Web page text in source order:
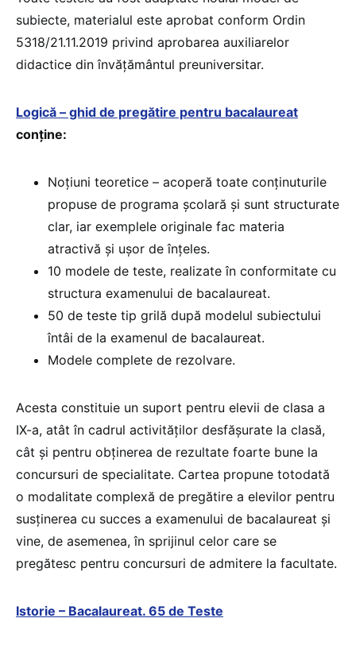
subiecte, materialul este aprobat conform Ordin
5318/21.11.2019 privind aprobarea auxiliarelor
didactice din învățământul preuniversitar.
Logică – ghid de pregătire pentru bacalaureat
conține:
Noțiuni teoretice – acoperă toate conținuturile
propuse de programa școlară și sunt structurate
clar, iar exemplele originale fac materia
atractivă și ușor de înțeles.
10 modele de teste, realizate în conformitate cu
structura examenului de bacalaureat.
50 de teste tip grilă după modelul subiectului
întâi de la examenul de bacalaureat.
Modele complete de rezolvare.
Acesta constituie un suport pentru elevii de clasa a
IX-a, atât în cadrul activităților desfășurate la clasă,
cât și pentru obținerea de rezultate foarte bune la
concursuri de specialitate. Cartea propune totodată
o modalitate complexă de pregătire a elevilor pentru
susținerea cu succes a examenului de bacalaureat și
vine, de asemenea, în sprijinul celor care se
pregătesc pentru concursuri de admitere la facultate.
Istorie – Bacalaureat. 65 de Teste